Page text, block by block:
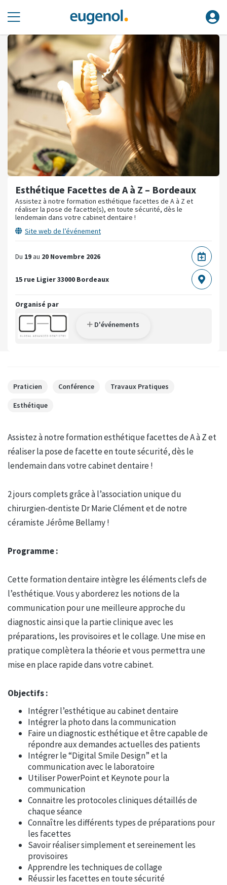
Esthétique Facettes de A à Z – Bordeaux
Assistez à notre formation esthétique facettes de A à Z et
réaliser la pose de facette(s), en toute sécurité, dès le
lendemain dans votre cabinet dentaire !
Site web de l’événement
Du 19au 20 Novembre 2026
15 rue Ligier33000 Bordeaux
Organisé par
D'événements
Praticien Conférence Travaux Pratiques
Esthétique
Assistez à notre formation esthétique facettes de A à Z et
réaliser la pose de facette en toute sécurité, dès le
lendemain dans votre cabinet dentaire !
2 jours complets grâce à l’association unique du
chirurgien-dentiste Dr Marie Clément et de notre
céramiste Jérôme Bellamy !
Programme :
Cette formation dentaire intègre les éléments clefs de
l’esthétique. Vous y aborderez les notions de la
communication pour une meilleure approche du
diagnostic ainsi que la partie clinique avec les
préparations, les provisoires et le collage. Une mise en
pratique complètera la théorie et vous permettra une
mise en place rapide dans votre cabinet.
Objectifs :
Intégrer l’esthétique au cabinet dentaire
Intégrer la photo dans la communication
Faire un diagnostic esthétique et être capable de
répondre aux demandes actuelles des patients
Intégrer le “Digital Smile Design” et la
communication avec le laboratoire
Utiliser PowerPoint et Keynote pour la
communication
Connaitre les protocoles cliniques détaillés de
chaque séance
Connaître les différents types de préparations pour
les facettes
Savoir réaliser simplement et sereinement les
provisoires
Apprendre les techniques de collage
Réussir les facettes en toute sécurité